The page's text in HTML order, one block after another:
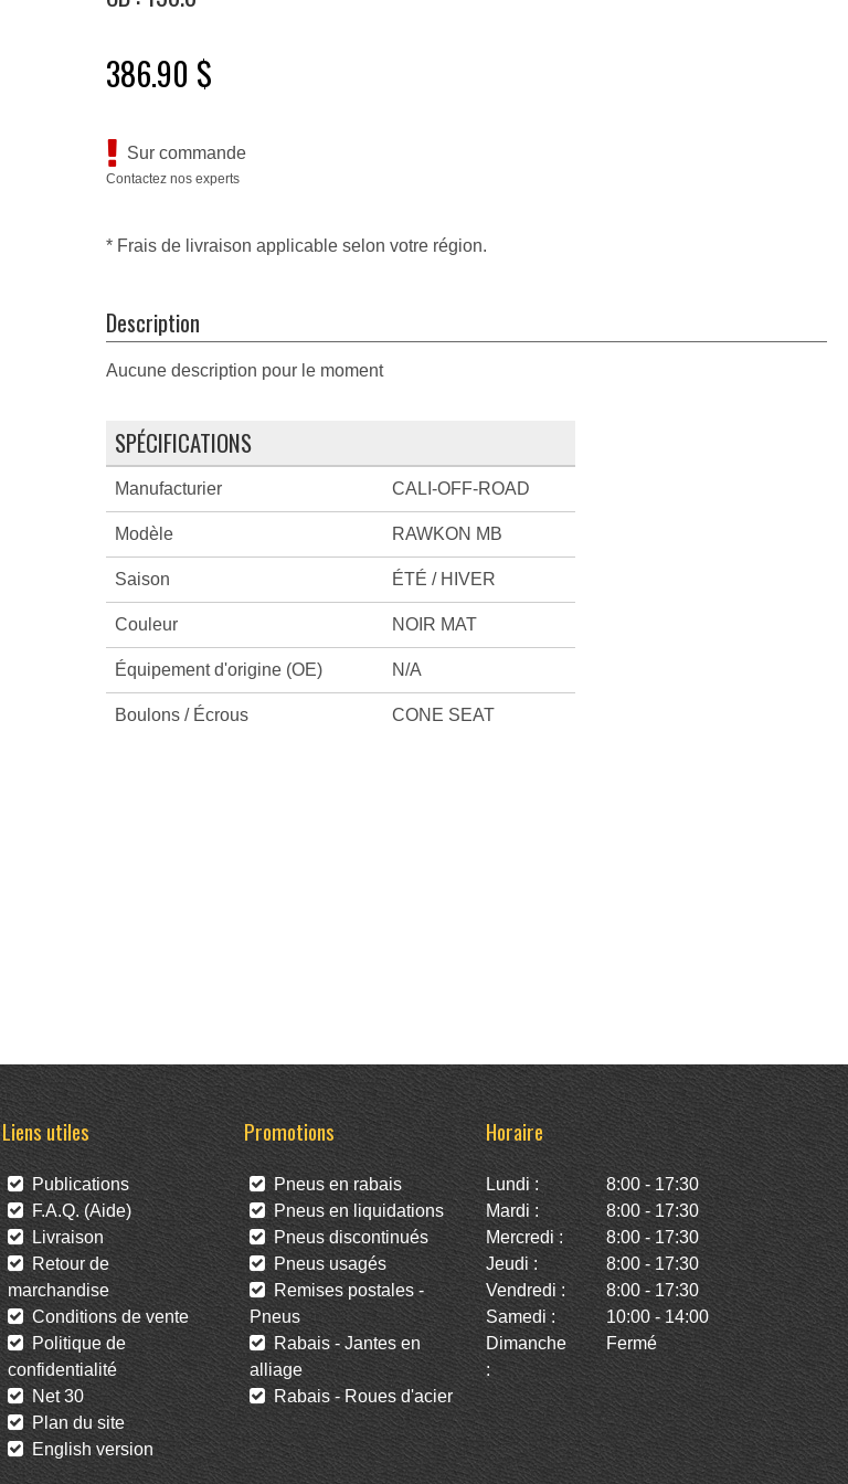
386.90 $
Sur commande
Contactez nos experts
* Frais de livraison applicable selon votre région.
Description
Aucune description pour le moment
SPÉCIFICATIONS
Manufacturier CALI-OFF-ROAD
Modèle RAWKON MB
Saison ÉTÉ / HIVER
Couleur NOIR MAT
Équipement d'origine (OE) N/A
Boulons / Écrous CONE SEAT
Liens utiles
Publications
F.A.Q. (Aide)
Livraison
Retour de
marchandise
Conditions de vente
Politique de
confidentialité
Net 30
Plan du site
English version
Promotions
Pneus en rabais
Pneus en liquidations
Pneus discontinués
Pneus usagés
Remises postales -
Pneus
Rabais - Jantes en
alliage
Rabais - Roues d'acier
Horaire
Lundi :
8:00 - 17:30
Mardi :
8:00 - 17:30
Mercredi :
8:00 - 17:30
Jeudi :
8:00 - 17:30
Vendredi :
8:00 - 17:30
Samedi :
10:00 - 14:00
Dimanche
:
Fermé